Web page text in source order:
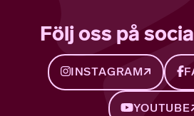
Följ oss på
INSTAGRAM
YOUTUBE